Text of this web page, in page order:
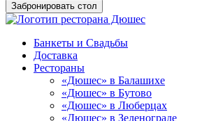
Забронировать стол
Банкеты и Свадьбы
Доставка
Рестораны
«Дюшес» в Балашихе
«Дюшес» в Бутово
«Дюшес» в Люберцах
«Дюшес» в Зеленограде